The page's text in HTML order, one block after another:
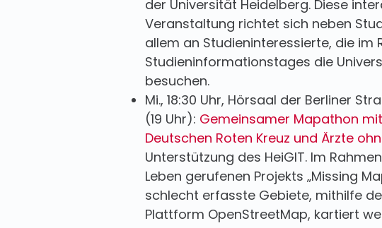
der Universität Heidelberg. Diese
Veranstaltung richtet sich neben
allem an Studieninteressierte, die im
Studieninformationstages die
besuchen.
Mi., 18:30 Uhr, Hörsaal der Berliner
(19 Uhr): Gemeinsamer Mapathon
Deutschen Roten Kreuz und Ärzte
Unterstützung des HeiGIT. Im
Leben gerufenen Projekts „Missing
schlecht erfasste Gebiete, mithilfe
Plattform OpenStreetMap, kartiert